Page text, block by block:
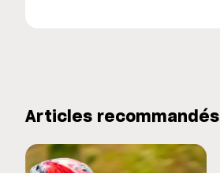
Articles recommandés